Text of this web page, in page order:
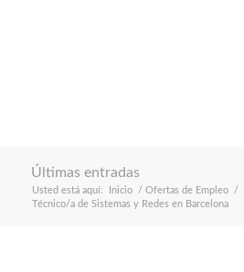
Últimas entradas
Usted está aquí: Inicio / Ofertas de Empleo
/
Técnico/a de Sistemas y Redes en Barcelona